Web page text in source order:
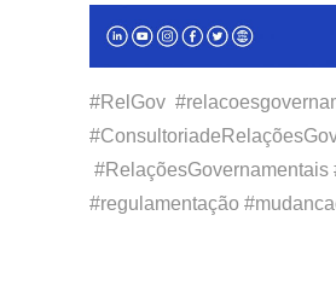
#RelGov
#RelaçõesGovernamentais
#regulamentação